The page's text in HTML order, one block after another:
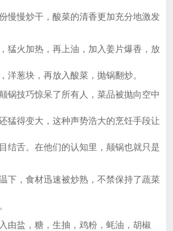
慢慢炒干，酸菜的清香更加充分地激发
火加热，再上油，加入姜片爆香，放
洋葱块，再放入酸菜，抛锅翻炒。
技巧惊呆了所有人，菜品被抛向空中
猛得变大，这种声势浩大的烹饪手段让
结舌。在他们的认知里，颠锅也就只是
，食材迅速被炒熟，不禁保持了蔬菜
盐，糖，生抽，鸡粉，蚝油，胡椒